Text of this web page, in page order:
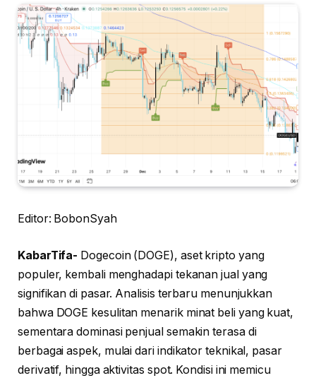
Editor: BobonSyah
KabarTifa- Dogecoin (DOGE), aset kripto yang
populer, kembali menghadapi tekanan jual yang
signifikan di pasar. Analisis terbaru menunjukkan
bahwa DOGE kesulitan menarik minat beli yang kuat,
sementara dominasi penjual semakin terasa di
berbagai aspek, mulai dari indikator teknikal, pasar
derivatif, hingga aktivitas spot. Kondisi ini memicu